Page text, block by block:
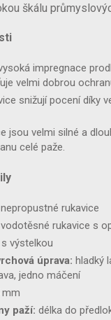
škálu
impregnace
velmi dobrou
snižují pocení díky
jsou velmi silné a
celé paže.
nepropustné rukavice
vodotěsné rukavice s
s výstelkou
úprava: hladký
jedno máčení
mm
paží: délka do